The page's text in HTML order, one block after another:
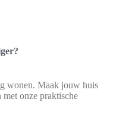
wonen. Maak jouw huis
met onze praktische